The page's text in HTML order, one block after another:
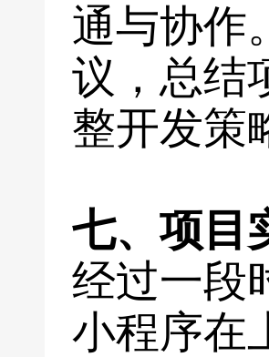
通与协作
议，总结
整开发策
七、项目
经过一段
小程序在